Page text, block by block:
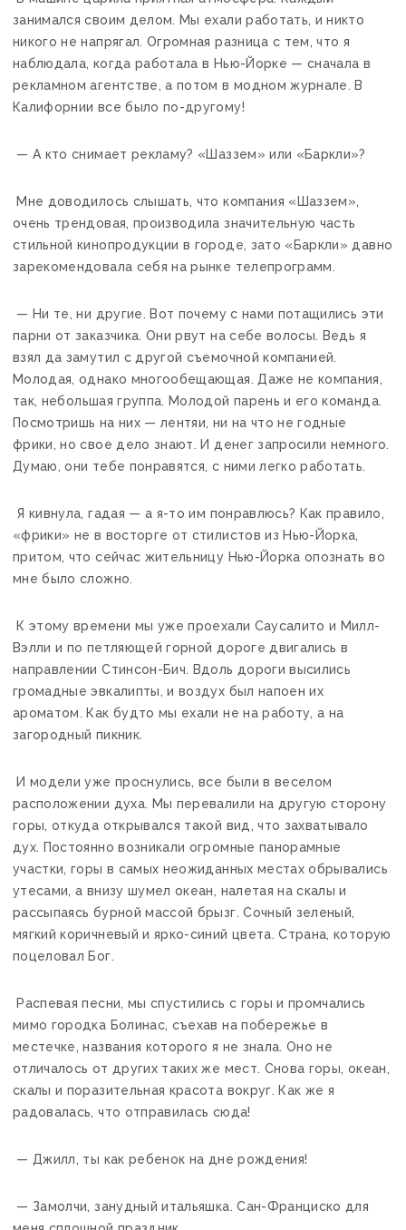
занимался своим делом. Мы ехали работать, и никто
никого не напрягал. Огромная разница с тем, что я
наблюдала, когда работала в Нью-Йорке — сначала в
рекламном агентстве, а потом в модном журнале. В
Калифорнии все было по-другому!
— А кто снимает рекламу? «Шаззем» или «Баркли»?
Мне доводилось слышать, что компания «Шаззем»,
очень трендовая, производила значительную часть
стильной кинопродукции в городе, зато «Баркли» давно
зарекомендовала себя на рынке телепрограмм.
— Ни те, ни другие. Вот почему с нами потащились эти
парни от заказчика. Они рвут на себе волосы. Ведь я
взял да замутил с другой съемочной компанией.
Молодая, однако многообещающая. Даже не компания,
так, небольшая группа. Молодой парень и его команда.
Посмотришь на них — лентяи, ни на что не годные
фрики, но свое дело знают. И денег запросили немного.
Думаю, они тебе понравятся, с ними легко работать.
Я кивнула, гадая — а я-то им понравлюсь? Как правило,
«фрики» не в восторге от стилистов из Нью-Йорка,
притом, что сейчас жительницу Нью-Йорка опознать во
мне было сложно.
К этому времени мы уже проехали Саусалито и Милл-
Вэлли и по петляющей горной дороге двигались в
направлении Стинсон-Бич. Вдоль дороги высились
громадные эвкалипты, и воздух был напоен их
ароматом. Как будто мы ехали не на работу, а на
загородный пикник.
И модели уже проснулись, все были в веселом
расположении духа. Мы перевалили на другую сторону
горы, откуда открывался такой вид, что захватывало
дух. Постоянно возникали огромные панорамные
участки, горы в самых неожиданных местах обрывались
утесами, а внизу шумел океан, налетая на скалы и
рассыпаясь бурной массой брызг. Сочный зеленый,
мягкий коричневый и ярко-синий цвета. Страна, которую
поцеловал Бог.
Распевая песни, мы спустились с горы и промчались
мимо городка Болинас, съехав на побережье в
местечке, названия которого я не знала. Оно не
отличалось от других таких же мест. Снова горы, океан,
скалы и поразительная красота вокруг. Как же я
радовалась, что отправилась сюда!
— Джилл, ты как ребенок на дне рождения!
— Замолчи, занудный итальяшка. Сан-Франциско для